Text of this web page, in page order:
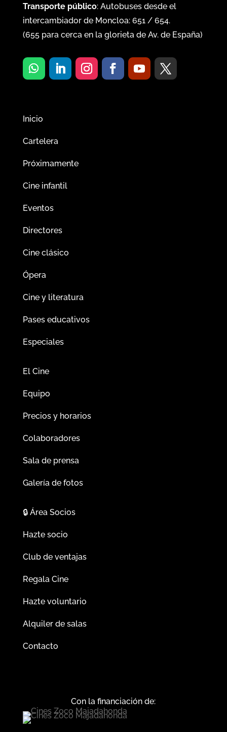
Transporte público: Autobuses desde el
intercambiador de Moncloa: 651/ 654.
(655para cerca en la glorieta de Av. de España)
Inicio
Cartelera
Próximamente
Cine infantil
Eventos
Directores
Cine clásico
Ópera
Cine y literatura
Pases educativos
Especiales
El Cine
Equipo
Precios y horarios
Colaboradores
Sala de prensa
Galería de fotos
🔒Área Socios
Hazte socio
Club de ventajas
Regala Cine
Hazte voluntario
Alquiler de salas
Contacto
Con la financiación de: